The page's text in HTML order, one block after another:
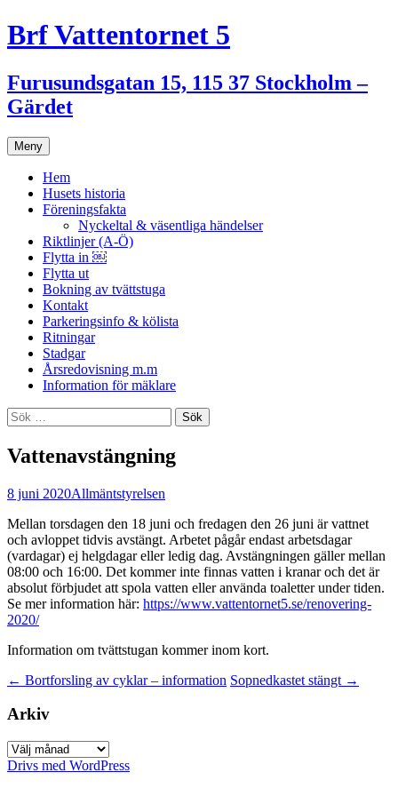
Hoppa
till
Brf Vattentornet 5
Furusundsgatan 15, 115 37 Stockholm –
Gärdet
Meny
Hem
Husets historia
Föreningsfakta
Nyckeltal & väsentliga händelser
Riktlinjer (A-Ö)
Flytta in ￼
Flytta ut
Bokning av tvättstuga
Kontakt
Parkeringsinfo & kölista
Ritningar
Stadgar
Årsredovisning m.m
Information för mäklare
Sök
efter:
Vattenavstängning
8 juni 2020Allmäntstyrelsen
Mellan torsdagen den 18 juni och fredagen den 26 juni är vattnet
och avloppet tidvis avstängt. Arbetet pågår endast arbetsdagar
(vardagar) ej helgdagar eller ledig dag. Avstängningen gäller mellan
08:00 och 16:00. Det kommer inte finnas vatten i kranar och det är
absolut förbjudet att spola vatten eller använda toaletter under tiden.
Se mer information här: https://www.vattentornet5.se/renovering-
2020/
Information om tvättstugan kommer inom kort.
Inläggsnavigering
← Bortforsling av cyklar – information Sopnedkastet stängt →
Arkiv
Arkiv
Drivs med WordPress